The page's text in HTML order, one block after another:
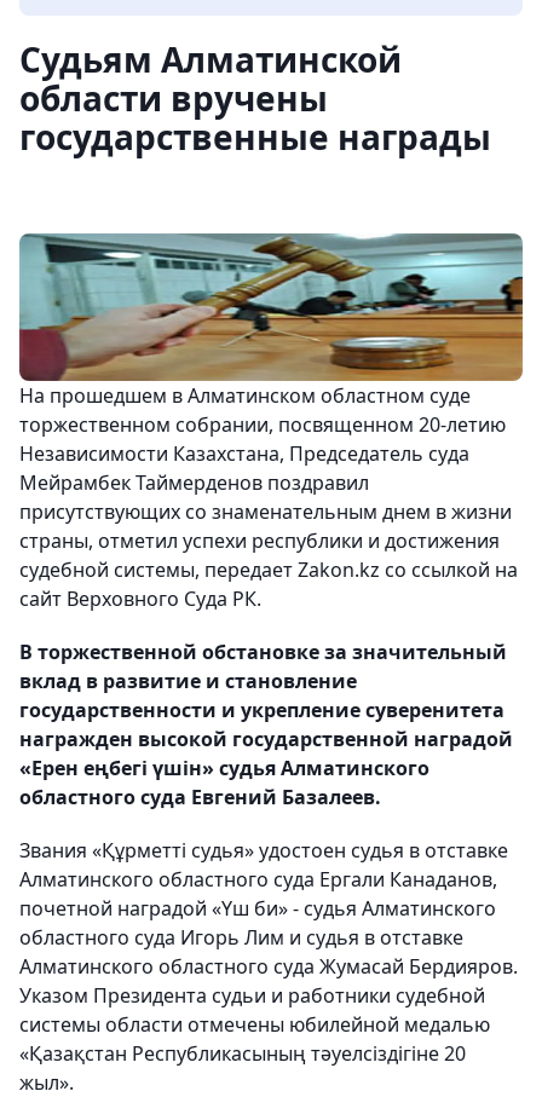
Судьям Алматинской
области вручены
государственные награды
На прошедшем в Алматинском областном суде
торжественном собрании, посвященном 20-летию
Независимости Казахстана, Председатель суда
Мейрамбек Таймерденов поздравил
присутствующих со знаменательным днем в жизни
страны, отметил успехи республики и достижения
судебной системы, передает Zakon.kz со ссылкой на
сайт Верховного Суда РК.
В торжественной обстановке за значительный
вклад в развитие и становление
государственности и укрепление суверенитета
награжден высокой государственной наградой
«Ерен еңбегі үшін» судья Алматинского
областного суда Евгений Базалеев.
Звания «Құрметті судья» удостоен судья в отставке
Алматинского областного суда Ергали Канаданов,
почетной наградой «Үш би» - судья Алматинского
областного суда Игорь Лим и судья в отставке
Алматинского областного суда Жумасай Бердияров.
Указом Президента судьи и работники судебной
системы области отмечены юбилейной медалью
«Қазақстан Республикасының тәуелсіздігіне 20
жыл».